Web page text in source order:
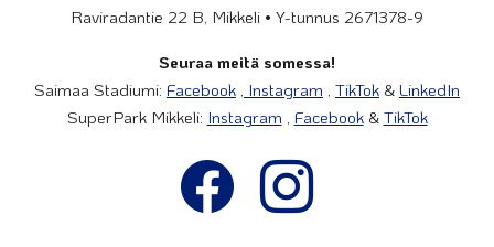
Raviradantie 22 B, Mikkeli • Y-tunnus 2671378-9
Seuraa meitä somessa!
Saimaa Stadiumi: Facebook Instagram TikTok & LinkedIn
SuperPark Mikkeli: Instagram Facebook& TikTok